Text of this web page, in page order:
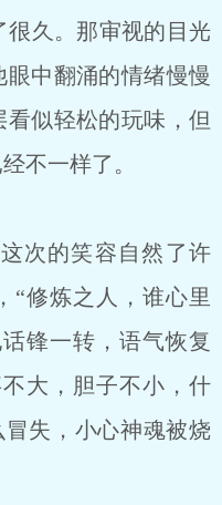
久。那审视的目光
眼中翻涌的情绪慢慢
似轻松的玩味，但
不一样了。
次的笑容自然了许
“修炼之人，谁心里
锋一转，语气恢复
大，胆子不小，什
冒失，小心神魂被烧